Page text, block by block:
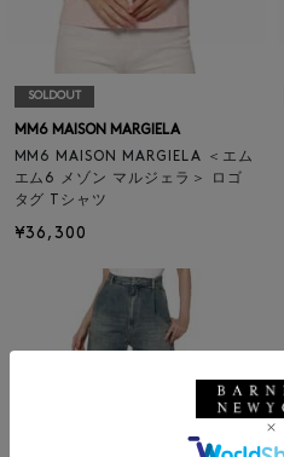
SOLDOUT
MM6 MAISON MARGIELA
MM6 MAISON MARGIELA ＜エム
エム6 メゾン マルジェラ＞ ロゴ
タグ Tシャツ
¥36,300